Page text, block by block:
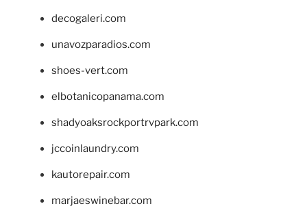
decogaleri.com
unavozparadios.com
shoes-vert.com
elbotanicopanama.com
shadyoaksrockportrvpark.com
jccoinlaundry.com
kautorepair.com
marjaeswinebar.com